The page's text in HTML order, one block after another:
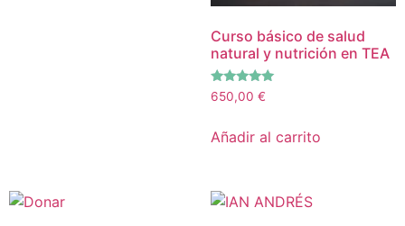
Curso básico de salud
natural y nutrición en TEA
Valorado
con
650,00 €
Añadir al carrito